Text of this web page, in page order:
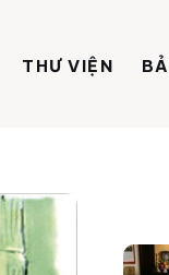
THƯ VIỆN